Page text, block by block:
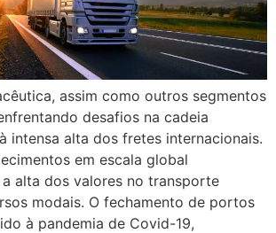
assim como outros segmentos
desafios na cadeia
intensa alta dos fretes internacionais.
em escala global
alta dos valores no transporte
modais. O fechamento de portos
à pandemia de Covid-19,